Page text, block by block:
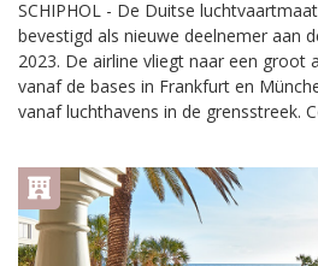
SCHIPHOL - De Duitse
bevestigd als nieuwe deelnemer aan
2023. De airline vliegt naar een groot
vanaf de bases in Frankfurt en
vanaf luchthavens in de grensstreek.
Zakenreis Conference.